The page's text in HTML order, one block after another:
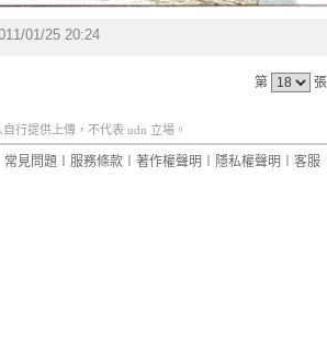
01/25 20:24
第
行提供上傳，不代表 udn 立場。
常見問題 服務條款 著作權聲明 隱私權聲明 客服